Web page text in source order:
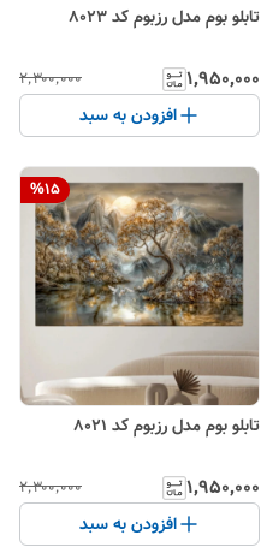
تابلو بوم مدل رزبوم کد 8023
۱٬۹۵۰٬۰۰۰ ۲٬۳۰۰٬۰۰۰
افزودن به سبد
%15
تابلو بوم مدل رزبوم کد 8021
۱٬۹۵۰٬۰۰۰ ۲٬۳۰۰٬۰۰۰
افزودن به سبد